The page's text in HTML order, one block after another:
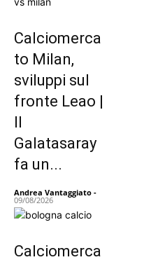
Calciomerca
to Milan,
sviluppi sul
fronte Leao |
Il
Galatasaray
fa un...
Andrea Vantaggiato -
09/08/2026
Calciomerca